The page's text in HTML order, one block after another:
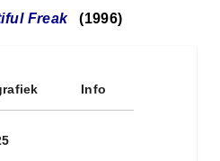
Freak (1996)
Info